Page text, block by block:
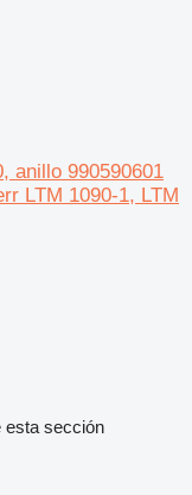
anillo 990590601
LTM 1090-1, LTM
esta sección